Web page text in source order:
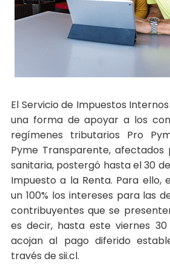
El Servicio de Impuestos
una forma de apoyar a los
regímenes tributarios Pro
Pyme Transparente,
sanitaria, postergó hasta el 30
Impuesto a la Renta. Para ello,
un 100% los intereses para las
contribuyentes que se
es decir, hasta este viernes
acojan al pago diferido
través de sii.cl.